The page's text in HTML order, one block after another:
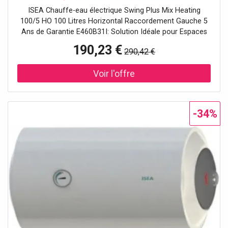
Raccordement Gauche 5 Ans de Garantie
ISEA Chauffe-eau électrique Swing Plus Mix Heating
100/5 HO 100 Litres Horizontal Raccordement Gauche 5
Ans de Garantie E460B31I: Solution Idéale pour Espaces
Heating 100/5 HO est conçu pour ceux qui ont besoin
d'une solution efficace et compacte pour chauffer l'eau
sanitaire. Grâce à sa capacité de 100 litres et à son
installation horizontale, ce chauffe-eau est parfait pour
litres, adaptée aux familles de taille moyenne. Installation
horizontale pour une optimisation de l'espace.
Raccordement gauche pour une intégration facile dans
divers systèmes. Swing Plus Mix Heating 100/5 HO: Qualité
et Technologie au Service du Confort Le Swing Plus Mix
Heating 100/5 HO est construit pour offrir durabilité et
performances élevées. Grâce à la technologie Mix
Heating, le chauffage de l'eau est rapide et uniforme,
assurant une distribution homogène de la chaleur. Avec
une garantie de 5 ans, vous avez la sécurité d'un produit
résistant et fiable dans le temps. Garantie de 5 ans pour
190,23 € 290,42 €
-34%